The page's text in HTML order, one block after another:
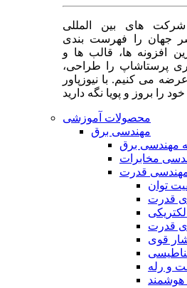
های بین المللی
جهان را فهرست بندی
افزونه ها، قالب ها و
پرستاشاپ را طراحی،
می کنیم. با نیوزپاور
محصولات آموزشی
مهندسی برق
مهندسی برق
مخابرات
قدرت
قدرت
قدرت
قوی
و رله